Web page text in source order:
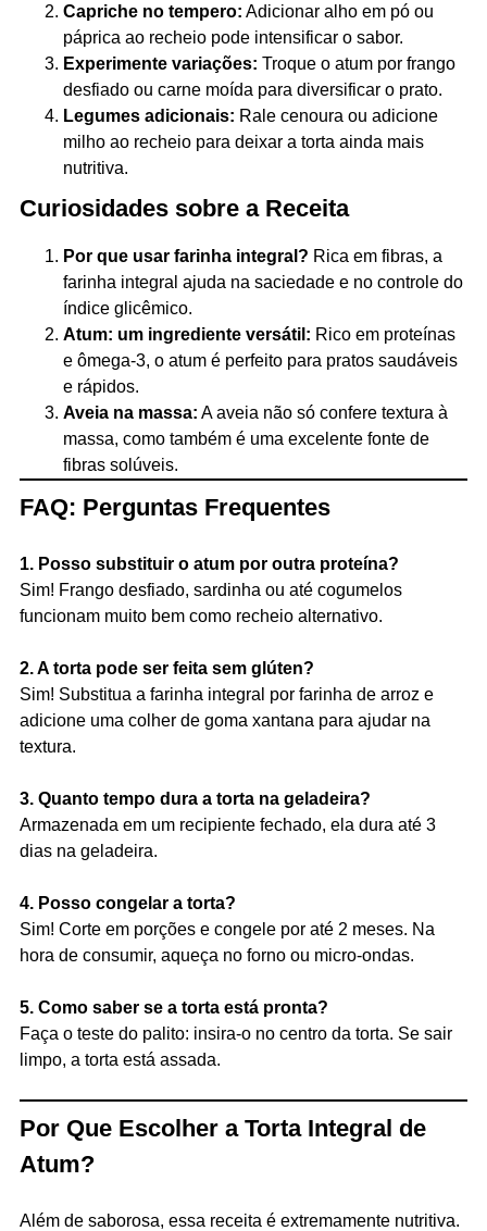
Capriche no tempero: Adicionar alho em pó ou
páprica ao recheio pode intensificar o sabor.
Experimente variações: Troque o atum por frango
desfiado ou carne moída para diversificar o prato.
Legumes adicionais: Rale cenoura ou adicione
milho ao recheio para deixar a torta ainda mais
nutritiva.
Curiosidades sobre a Receita
Por que usar farinha integral? Rica em fibras, a
farinha integral ajuda na saciedade e no controle do
índice glicêmico.
Atum: um ingrediente versátil: Rico em proteínas
e ômega-3, o atum é perfeito para pratos saudáveis
e rápidos.
Aveia na massa: A aveia não só confere textura à
massa, como também é uma excelente fonte de
fibras solúveis.
FAQ: Perguntas Frequentes
1. Posso substituir o atum por outra proteína?
Sim! Frango desfiado, sardinha ou até cogumelos
funcionam muito bem como recheio alternativo.
2. A torta pode ser feita sem glúten?
Sim! Substitua a farinha integral por farinha de arroz e
adicione uma colher de goma xantana para ajudar na
textura.
3. Quanto tempo dura a torta na geladeira?
Armazenada em um recipiente fechado, ela dura até 3
dias na geladeira.
4. Posso congelar a torta?
Sim! Corte em porções e congele por até 2 meses. Na
hora de consumir, aqueça no forno ou micro-ondas.
5. Como saber se a torta está pronta?
Faça o teste do palito: insira-o no centro da torta. Se sair
limpo, a torta está assada.
Por Que Escolher a Torta Integral de
Atum?
Além de saborosa, essa receita é extremamente nutritiva.